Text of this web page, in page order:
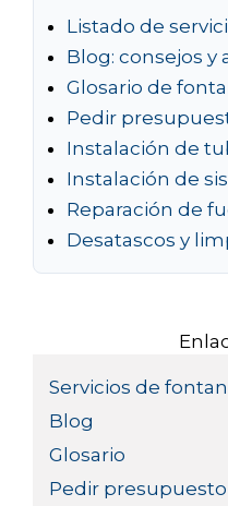
Listado de
Blog: consejos y
Glosario de
Pedir
Instalación de
Instalación de
Reparación de
Desatascos y
Servicios de
Blog
Glosario
Pedir presupuesto